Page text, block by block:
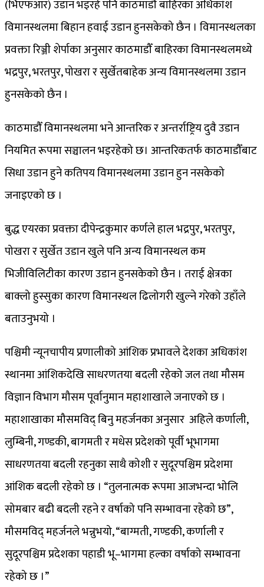
(भिएफआर) उडान भइरहे पनि काठमाडौँ बाहिरका अधिकांश
विमानस्थलमा बिहान हवाई उडान हुनसकेको छैन । विमानस्थलका
प्रवक्ता रिञ्जी शेर्पाका अनुसार काठमाडौँ बाहिरका विमानस्थलमध्ये
भद्रपुर, भरतपुर, पोखरा र सुर्खेतबाहेक अन्य विमानस्थलमा उडान
हुनसकेको छैन ।
काठमाडौँ विमानस्थलमा भने आन्तरिक र अन्तर्राष्ट्रिय दुवै उडान
नियमित रूपमा सञ्चालन भइरहेको छ। आन्तरिकतर्फ काठमाडौँबाट
सिधा उडान हुने कतिपय विमानस्थलमा उडान हुन नसकेको
जनाइएको छ ।
बुद्ध एयरका प्रवक्ता दीपेन्द्रकुमार कर्णले हाल भद्रपुर, भरतपुर,
पोखरा र सुर्खेत उडान खुले पनि अन्य विमानस्थल कम
भिजीविलिटीका कारण उडान हुनसकेको छैन । तराई क्षेत्रका
बाक्लो हुस्सुका कारण विमानस्थल ढिलोगरी खुल्ने गरेको उहाँले
बताउनुभयो ।
पश्चिमी न्यूनचापीय प्रणालीको आंशिक प्रभावले देशका अधिकांश
स्थानमा आंशिकदेखि साधरणतया बदली रहेको जल तथा मौसम
विज्ञान विभाग मौसम पूर्वानुमान महाशाखाले जनाएको छ ।
महाशाखाका मौसमविद् बिनु महर्जनका अनुसार अहिले कर्णाली,
लुम्बिनी, गण्डकी, बागमती र मधेस प्रदेशको पूर्वी भूभागमा
साधरणतया बदली रहनुका साथै कोशी र सुदूरपश्चिम प्रदेशमा
आंशिक बदली रहेको छ । “तुलनात्मक रूपमा आजभन्दा भोलि
सोमबार बढी बदली रहने र वर्षाको पनि सम्भावना रहेको छ”,
मौसमविद् महर्जनले भन्नुभयो, “बाग्मती, गण्डकी, कर्णाली र
सुदूरपश्चिम प्रदेशका पहाडी भू–भागमा हल्का वर्षाको सम्भावना
रहेको छ ।”